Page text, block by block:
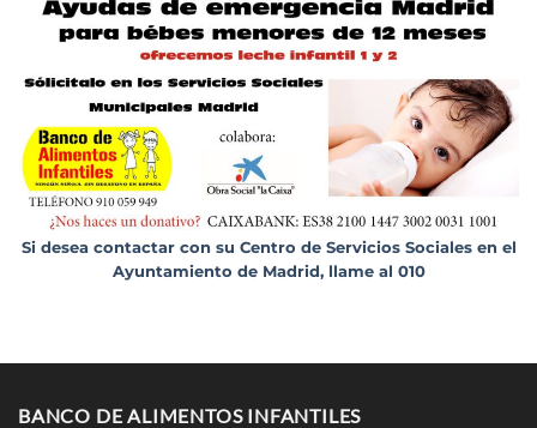
Si desea contactar con su Centro de Servicios Sociales en el
Ayuntamiento de Madrid, llame al 010
BANCO DE ALIMENTOS INFANTILES